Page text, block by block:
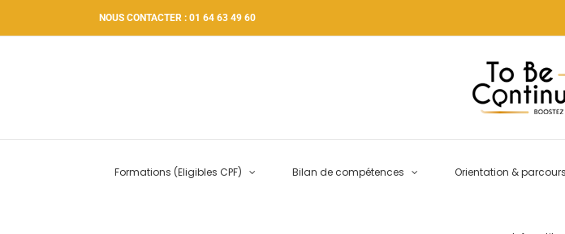
NOUS CONTACTER : 01 64 63 49 60
Formations (Eligibles CPF) Bilan de compétences Orientation &